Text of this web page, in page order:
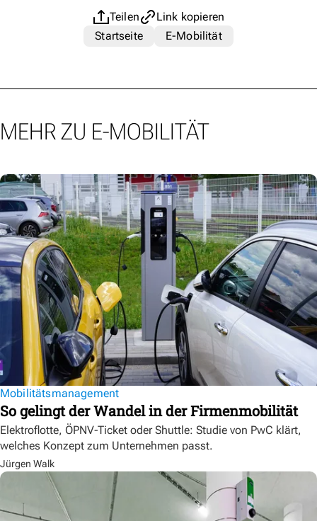
Teilen
Link kopieren
Startseite
E-Mobilität
MEHR ZU E-MOBILITÄT
Mobilitätsmanagement
So gelingt der Wandel in der Firmenmobilität
Elektroflotte, ÖPNV-Ticket oder Shuttle: Studie von PwC klärt,
welches Konzept zum Unternehmen passt.
Jürgen Walk